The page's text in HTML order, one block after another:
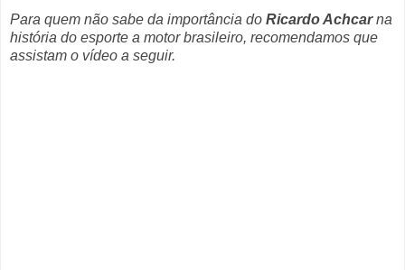
Para quem não sabe da importância do Ricardo Achcarna
história do esporte a motor brasileiro, recomendamos que
assistam o vídeo a seguir.